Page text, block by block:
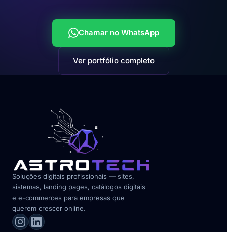
Chamar no WhatsApp
Ver portfólio completo
Soluções digitais profissionais — sites,
sistemas, landing pages, catálogos digitais
e e-commerces para empresas que
querem crescer online.